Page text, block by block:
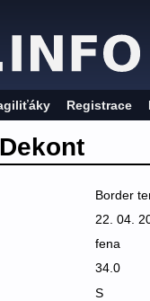
Registrace
Border
22. 04.
fena
34.0
S